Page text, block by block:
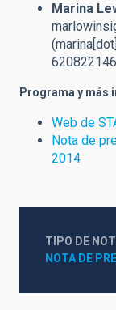
Marina
620822146
Programa y más
Web de
Nota de
2014
TIPO DE
NOTA DE